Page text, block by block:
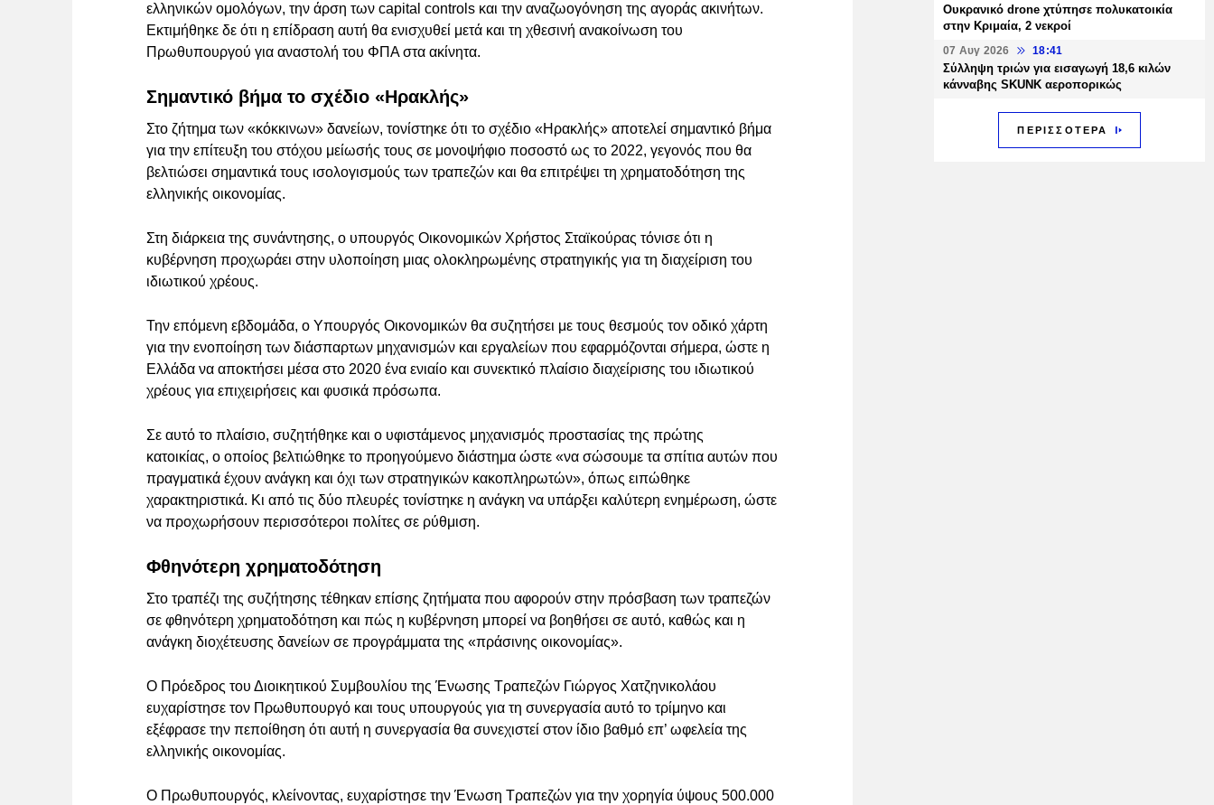
ελληνικών ομολόγων, την άρση των capital controls και την αναζωογόνηση της αγοράς ακινήτων.
Εκτιμήθηκε δε ότι η επίδραση αυτή θα ενισχυθεί μετά και τη χθεσινή ανακοίνωση του
Πρωθυπουργού για αναστολή του ΦΠΑ στα ακίνητα.
Σημαντικό βήμα το σχέδιο «Ηρακλής»
Στο ζήτημα των «κόκκινων» δανείων, τονίστηκε ότι το σχέδιο «Ηρακλής» αποτελεί σημαντικό βήμα
για την επίτευξη του στόχου μείωσής τους σε μονοψήφιο ποσοστό ως το 2022, γεγονός που θα
βελτιώσει σημαντικά τους ισολογισμούς των τραπεζών και θα επιτρέψει τη χρηματοδότηση της
ελληνικής οικονομίας.
Στη διάρκεια της συνάντησης, ο υπουργός Οικονομικών Χρήστος Σταϊκούρας τόνισε ότι η
κυβέρνηση προχωράει στην υλοποίηση μιας ολοκληρωμένης στρατηγικής για τη διαχείριση του
ιδιωτικού χρέους.
Την επόμενη εβδομάδα, ο Υπουργός Οικονομικών θα συζητήσει με τους θεσμούς τον οδικό χάρτη
για την ενοποίηση των διάσπαρτων μηχανισμών και εργαλείων που εφαρμόζονται σήμερα, ώστε η
Ελλάδα να αποκτήσει μέσα στο 2020 ένα ενιαίο και συνεκτικό πλαίσιο διαχείρισης του ιδιωτικού
χρέους για επιχειρήσεις και φυσικά πρόσωπα.
Σε αυτό το πλαίσιο, συζητήθηκε και ο υφιστάμενος μηχανισμός προστασίας της πρώτης
κατοικίας, ο οποίος βελτιώθηκε το προηγούμενο διάστημα ώστε «να σώσουμε τα σπίτια αυτών που
πραγματικά έχουν ανάγκη και όχι των στρατηγικών κακοπληρωτών», όπως ειπώθηκε
χαρακτηριστικά. Κι από τις δύο πλευρές τονίστηκε η ανάγκη να υπάρξει καλύτερη ενημέρωση, ώστε
να προχωρήσουν περισσότεροι πολίτες σε ρύθμιση.
Φθηνότερη χρηματοδότηση
Στο τραπέζι της συζήτησης τέθηκαν επίσης ζητήματα που αφορούν στην πρόσβαση των τραπεζών
σε φθηνότερη χρηματοδότηση και πώς η κυβέρνηση μπορεί να βοηθήσει σε αυτό, καθώς και η
ανάγκη διοχέτευσης δανείων σε προγράμματα της «πράσινης οικονομίας».
Ο Πρόεδρος του Διοικητικού Συμβουλίου της Ένωσης Τραπεζών Γιώργος Χατζηνικολάου
ευχαρίστησε τον Πρωθυπουργό και τους υπουργούς για τη συνεργασία αυτό το τρίμηνο και
εξέφρασε την πεποίθηση ότι αυτή η συνεργασία θα συνεχιστεί στον ίδιο βαθμό επ’ ωφελεία της
ελληνικής οικονομίας.
Ο Πρωθυπουργός, κλείνοντας, ευχαρίστησε την Ένωση Τραπεζών για την χορηγία ύψους 500.000
Ουκρανικό drone χτύπησε πολυκατοικία
στην Κριμαία, 2 νεκροί
07 Αυγ 2026 18:41
Σύλληψη τριών για εισαγωγή 18,6 κιλών
κάνναβης SKUNK αεροπορικώς
ΠΕΡΙΣΣΟΤΕΡΑ